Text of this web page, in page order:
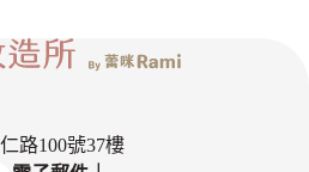
路100號37樓